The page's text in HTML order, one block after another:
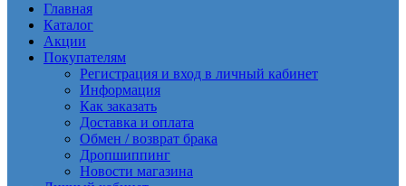
Главная
Каталог
Акции
Покупателям
Регистрация и вход в личный кабинет
Информация
Как заказать
Доставка и оплата
Обмен / возврат брака
Дропшиппинг
Новости магазина